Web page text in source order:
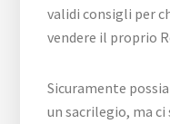
validi consigli per
vendere il proprio
Sicuramente
un sacrilegio, ma